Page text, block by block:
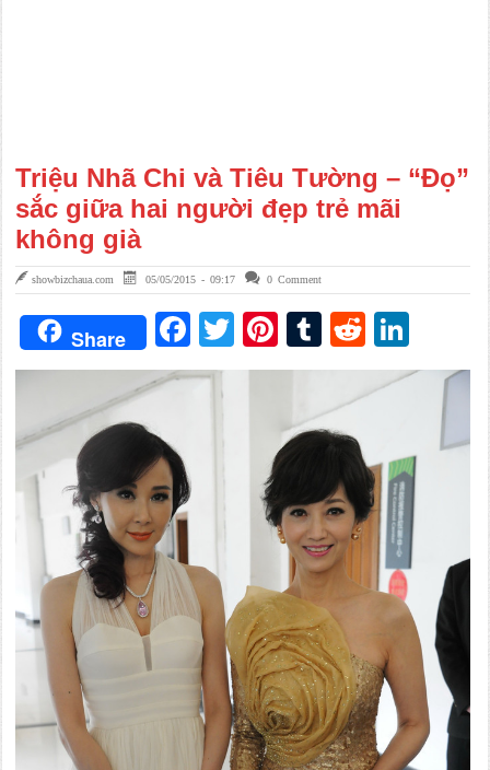
Triệu Nhã Chi và Tiêu Tường – “Đọ”
sắc giữa hai người đẹp trẻ mãi
không già
showbizchaua.com 05/05/2015 - 09:17 0 Comment
Share Facebook
TwitterPinterest
TumblrReddit